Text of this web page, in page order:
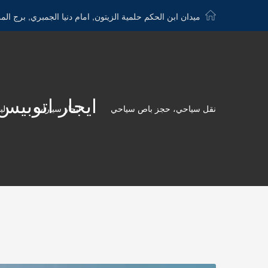
ميدان ابن الحكم حلمية الزيتون, امام دنيا الجمبري, برج
نقل سياحي، حجز باص سياحي ايجار سيارات
ايجار اتوبيس